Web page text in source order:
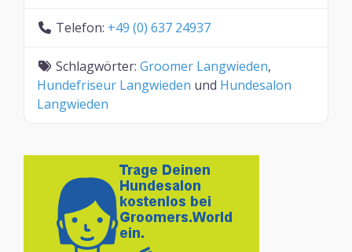
Telefon: +49 (0) 637 24937
Schlagwörter: Groomer Langwieden,
Hundefriseur Langwieden und Hundesalon
Langwieden